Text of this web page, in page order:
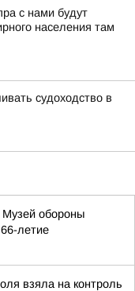
с нами будут
населения там
судоходство в
Музей обороны
летие
взяла на контроль